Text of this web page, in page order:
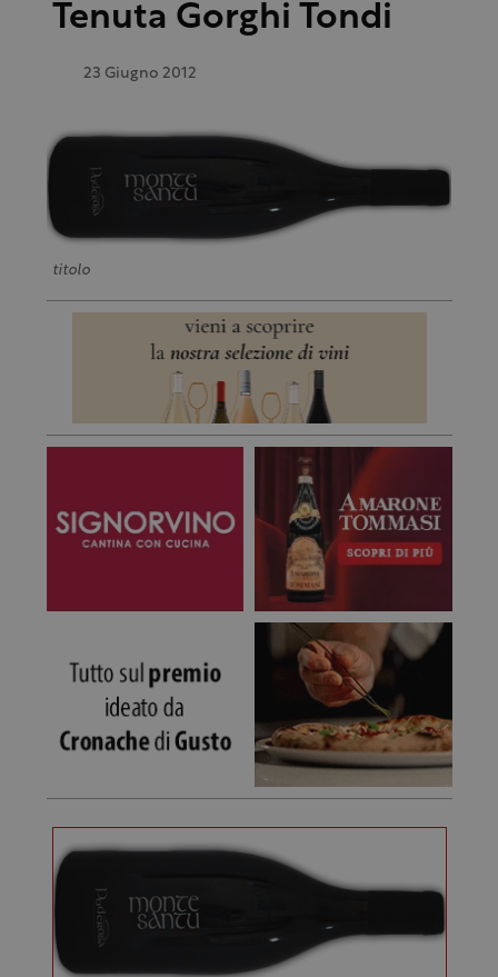
Tenuta Gorghi Tondi
23 Giugno 2012
titolo